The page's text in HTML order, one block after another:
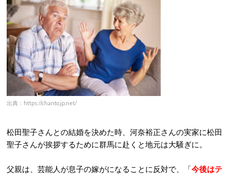
出典：https://chanto.jp.net/
松田聖子さんとの結婚を決めた時、河奈裕正さんの実家に松田
聖子さんが挨拶するために群馬に赴くと地元は大騒ぎに。
父親は、芸能人が息子の嫁がになることに反対で、「今後はテ